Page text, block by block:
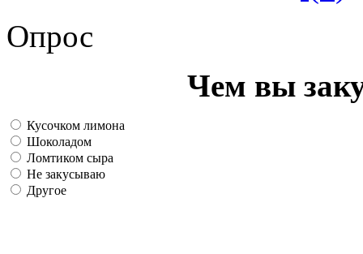
Опрос
Чем вы
Кусочком лимона
Шоколадом
Ломтиком сыра
Не закусываю
Другое